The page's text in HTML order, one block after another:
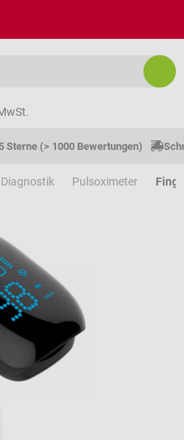
Sterne (> 1000 Bewertungen)
Pulsoximeter